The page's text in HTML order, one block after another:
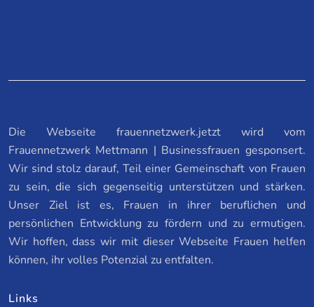
Die Webseite frauennetzwerk.jetzt wird vom
Frauennetzwerk Mettmann | Businessfrauen gesponsert.
Wir sind stolz darauf, Teil einer Gemeinschaft von Frauen
zu sein, die sich gegenseitig unterstützen und stärken.
Unser Ziel ist es, Frauen in ihrer beruflichen und
persönlichen Entwicklung zu fördern und zu ermutigen.
Wir hoffen, dass wir mit dieser Webseite Frauen helfen
können, ihr volles Potenzial zu entfalten.
Links